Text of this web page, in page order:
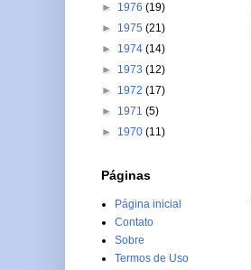
► 1976 (19)
► 1975 (21)
► 1974 (14)
► 1973 (12)
► 1972 (17)
► 1971 (5)
► 1970 (11)
Páginas
Página inicial
Contato
Sobre
Termos de Uso